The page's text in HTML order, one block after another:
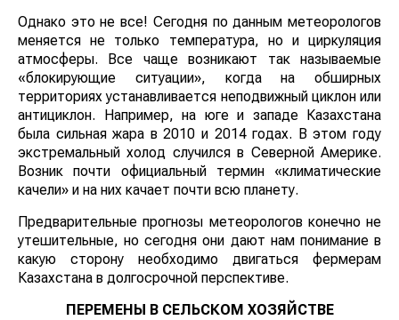
Однако это не все! Сегодня по данным метеорологов
меняется не только температура, но и циркуляция
атмосферы. Все чаще возникают так называемые
«блокирующие ситуации», когда на обширных
территориях устанавливается неподвижный циклон или
антициклон. Например, на юге и западе Казахстана
была сильная жара в 2010 и 2014 годах. В этом году
экстремальный холод случился в Северной Америке.
Возник почти официальный термин «климатические
качели» и на них качает почти всю планету.
Предварительные прогнозы метеорологов конечно не
утешительные, но сегодня они дают нам понимание в
какую сторону необходимо двигаться фермерам
Казахстана в долгосрочной перспективе.
ПЕРЕМЕНЫ В СЕЛЬСКОМ ХОЗЯЙСТВЕ